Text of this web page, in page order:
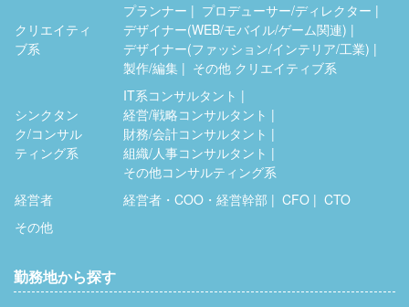
クリエイティ
ブ系
プランナー
プロデューサー/ディレクター
デザイナー(WEB/モバイル/ゲーム関連)
デザイナー(ファッション/インテリア/工業)
製作/編集
その他 クリエイティブ系
シンクタン
ク/コンサル
ティング系
IT系コンサルタント
経営/戦略コンサルタント
財務/会計コンサルタント
組織/人事コンサルタント
その他コンサルティング系
経営者
経営者・COO・経営幹部 CFO
CTO
その他
勤務地から探す